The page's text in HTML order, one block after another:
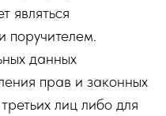
являться
поручителем.
данных
прав и законных
лиц либо для